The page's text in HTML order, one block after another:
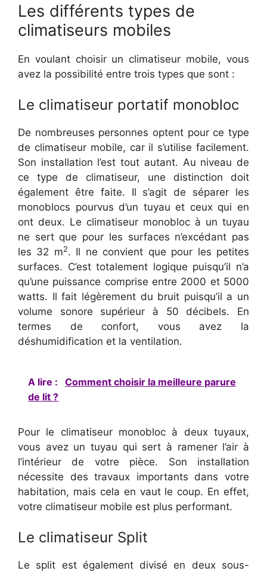
Les différents types de
climatiseurs mobiles
En voulant choisir un climatiseur mobile, vous
avez la possibilité entre trois types que sont :
Le climatiseur portatif monobloc
De nombreuses personnes optent pour ce type
de climatiseur mobile, car il s’utilise facilement.
Son installation l’est tout autant. Au niveau de
ce type de climatiseur, une distinction doit
également être faite. Il s’agit de séparer les
monoblocs pourvus d’un tuyau et ceux qui en
ont deux. Le climatiseur monobloc à un tuyau
ne sert que pour les surfaces n’excédant pas
les 32 m2. Il ne convient que pour les petites
surfaces. C’est totalement logique puisqu’il n’a
qu’une puissance comprise entre 2000 et 5000
watts. Il fait légèrement du bruit puisqu’il a un
volume sonore supérieur à 50 décibels. En
termes de confort, vous avez la
déshumidification et la ventilation.
A lire :
Comment choisir la meilleure parure
de lit ?
Pour le climatiseur monobloc à deux tuyaux,
vous avez un tuyau qui sert à ramener l’air à
l’intérieur de votre pièce. Son installation
nécessite des travaux importants dans votre
habitation, mais cela en vaut le coup. En effet,
votre climatiseur mobile est plus performant.
Le climatiseur Split
Le split est également divisé en deux sous-